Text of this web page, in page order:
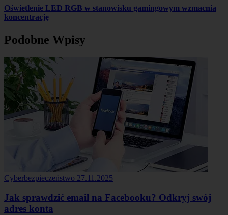
Oświetlenie LED RGB w stanowisku gamingowym wzmacnia
koncentrację
Podobne Wpisy
Cyberbezpieczeństwo 27.11.2025
Jak sprawdzić email na Facebooku? Odkryj swój
adres konta